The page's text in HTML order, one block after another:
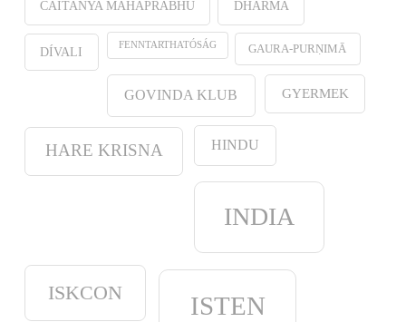
CAITANYA MAHAPRABHU DHARMA
DÍVALI FENNTARTHATÓSÁG GAURA-PURṆIMĀ
GOVINDA KLUB GYERMEK
HARE KRISNA HINDU
INDIA
ISKCON ISTEN